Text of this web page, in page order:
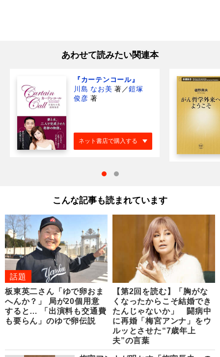
あわせて読みたい関連本
『カーテンコール』
川島 なお美 著 ／鎧塚
俊彦 著
ネット書店で購入する
こんな記事も読まれています
話題
板東英二さん「ゆで卵おま
へんか？」 局が20個用意
すると… 「出演料も交通費
も要らん」のゆで卵伝説
【第2回を読む】「胸がな
くなったからこそ結婚でき
たんじゃないか」 闘病中
に再婚「梅宮アンナ」をウ
ルッとさせた“7歳年上
夫”の言葉